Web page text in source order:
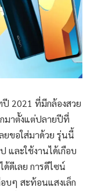
2021 ที่มีกล้องสวย
มาตั้งแต่ปลายปีที่
ยขอใส่มาด้วย รุ่นนี้
และใช้งานได้เกือบ
ดีเลย การดีไซน์
บๆ สะท้อนแสงเล็ก